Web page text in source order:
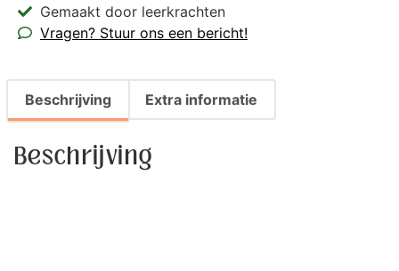
Gemaakt door leerkrachten
Vragen? Stuur ons een bericht!
Beschrijving Extra informatie
Beschrijving